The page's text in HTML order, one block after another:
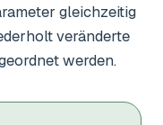
gleichzeitig
veränderte
werden.